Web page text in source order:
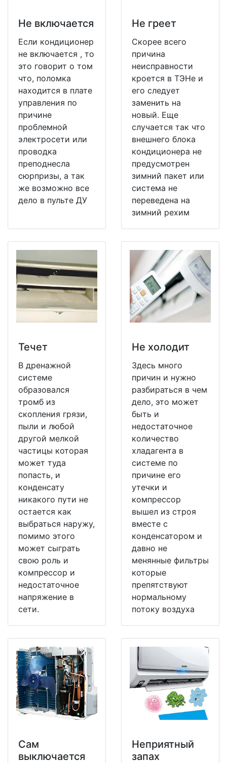
Не включается
Если кондиционер
не включается , то
это говорит о том
что, поломка
находится в плате
управления по
причине
проблемной
электросети или
проводка
преподнесла
сюрпризы, а так
же возможно все
дело в пульте ДУ
Не греет
Скорее всего
причина
неисправности
кроется в ТЭНе и
его следует
заменить на
новый. Еще
случается так что
внешнего блока
кондиционера не
предусмотрен
зимний пакет или
система не
переведена на
зимний рехим
Течет
В дренажной
системе
образовался
тромб из
скопления грязи,
пыли и любой
другой мелкой
частицы которая
может туда
попасть, и
конденсату
никакого пути не
остается как
выбраться наружу,
помимо этого
может сыграть
свою роль и
компрессор и
недостаточное
напряжение в
сети.
Не холодит
Здесь много
причин и нужно
разбираться в чем
дело, это может
быть и
недостаточное
количество
хладагента в
системе по
причине его
утечки и
компрессор
вышел из строя
вместе с
конденсатором и
давно не
менянные фильтры
которые
препятствуют
нормальному
потоку воздуха
Сам
выключается
Неприятный
запах